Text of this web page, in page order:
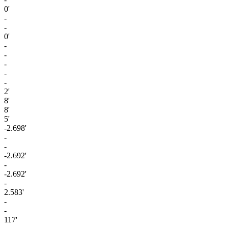
0'
-
-
0'
-
-
-
-
-
2'
8'
8'
5'
-2.698'
-
-
-2.692'
-
-2.692'
-
2.583'
-
-
117'